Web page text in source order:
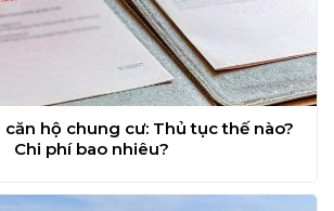
căn hộ chung cư: Thủ tục thế nào?
Chi phí bao nhiêu?